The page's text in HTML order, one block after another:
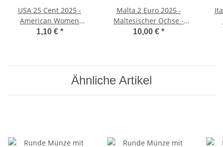
USA 25 Cent 2025 -
American Women
Quarter #13 - Stacey P.
1,10 € *
Malta 2 Euro 2025 -
Maltesischer Ochse -
unc
10,00 € *
Ähnliche Artikel